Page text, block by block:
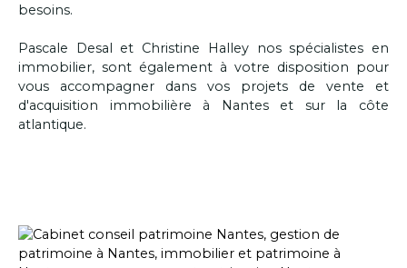
besoins.
Pascale Desal et Christine Halley nos spécialistes en
immobilier, sont également à votre disposition pour
vous accompagner dans vos projets de vente et
d'acquisition immobilière à Nantes et sur la côte
atlantique.